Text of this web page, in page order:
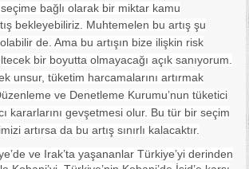
bağlı olarak bir miktar kamu
bekleyebiliriz. Muhtemelen bu artış şu
de. Ama bu artışın bize ilişkin risk
bir boyutta olmayacağı açık sanıyorum.
unsur, tüketim harcamalarını artırmak
ve Denetleme Kurumu’nun tüketici
kararlarını gevşetmesi olur. Bu tür bir seçim
artırsa da bu artış sınırlı kalacaktır.
ve Irak’ta yaşananlar Türkiye’yi derinden